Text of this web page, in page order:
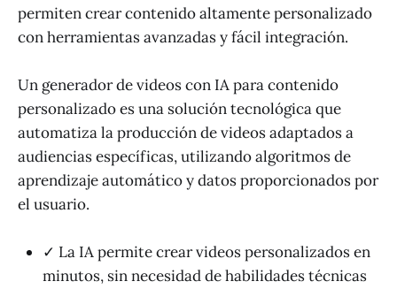
permiten crear contenido altamente personalizado
con herramientas avanzadas y fácil integración.
Un generador de videos con IA para contenido
personalizado es una solución tecnológica que
automatiza la producción de videos adaptados a
audiencias específicas, utilizando algoritmos de
aprendizaje automático y datos proporcionados por
el usuario.
✓ La IA permite crear videos personalizados en
minutos, sin necesidad de habilidades técnicas